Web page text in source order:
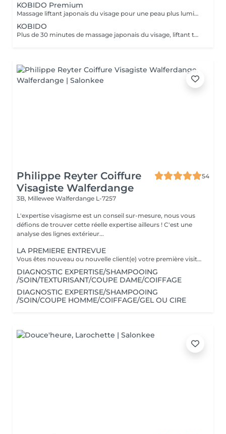
KOBIDO Premium
Massage liftant japonais du visage pour une peau plus lumineuse et repulpée, personnalisé en fonction de vos besoins grâce à l'utilisation d'ustensiles comme le gua-sha, le ridoki, ou encore les ventouses etc... Les bienfaits du kobido sont appréciables dès la première séance. Les muscles faciaux pétris en profondeur, se tonifient, les cernes et les rides s'amenuisent, l'ovale du visage se raffermit, soulignant des angles plus harmonieux. La peau regénérée apparaît comme défroissée, retapissée. Un drainage en dernière phase contribue à éliminer les toxines et à assainir la peau. Un véritable effet tenseur! !!! Pour un résultat plus durable, ce soin est conseillé en cure !!! Demandez conseil à votre esthéticienne.
KOBIDO
Plus de 30 minutes de massage japonais du visage, liftant tonifiant et repulpant = une vraie gymnastique faciale pour une peau plus lumineuse et une diminution des rides. Les bienfaits du kobido sont appréciables dès la première séance. Les muscles faciaux pétris en profondeur, se tonifient, les cernes et les rides s'amenuisent, l'ovale du visage se raffermit, soulignant des angles plus harmonieux. La peau régénerée apparaît comme défroissée, retapissée. Un véritable effet tenseur! !!! Pour un résultat plus durable, ce soin est conseillé en cure !!! Demandez conseil à votre esthéticienne.
Philippe Reyter Coiffure
Visagiste Walferdange
54
3B, Millewee Walferdange L-7257
L'expertise visagisme est un conseil sur-mesure, nous vous
défions de trouver cette réelle expertise ailleurs ! C'est une
analyse des lignes extérieur...
LA PREMIERE ENTREVUE
Vous êtes nouveau ou nouvelle client(e) votre première visite est une Entrevue. (Temps 30 minutes) Cette entrevue ne comprend aucun service de réalisation, il y aura des tests de styles, de communications et du conseils. Nous apprenons à vous connaitre et nous vous conseillons sur tous vos souhaits, afin de préparer notre premier rendez-vous. Cette Entrevue, nous permettra d'avoir une approche afin de comprendre en détail vos désirs et vos envies pour votre futur coupe ou couleur. Nous élaborons ensemble nos différentes méthodes de travail autour d'un thé ou un café pour vous proposer les services adaptés en vous indiquant un devis complet afin de fixer le prochain rendez-vous pour la réalisation.
DIAGNOSTIC EXPERTISE/SHAMPOOING
/SOIN/TEXTURISANT/COUPE DAME/COIFFAGE
DIAGNOSTIC EXPERTISE/SHAMPOOING
/SOIN/COUPE HOMME/COIFFAGE/GEL OU CIRE